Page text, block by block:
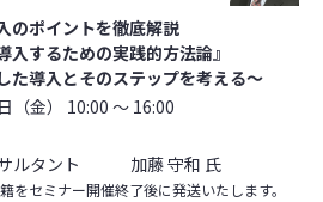
のポイントを徹底解説
入するための実践的方法論』
た導入とそのステップを考える～
（金） 10:00 ～ 16:00
サルタント 加藤 守和 氏
セミナー開催終了後に発送いたします。